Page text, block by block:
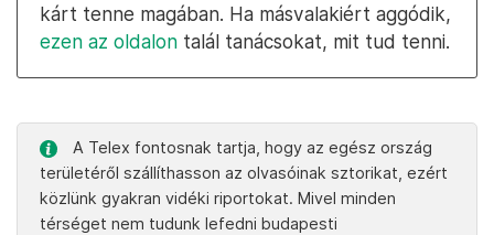
kárt tenne magában. Ha másvalakiért aggódik,
ezen az oldalon talál tanácsokat, mit tud tenni.
A Telex fontosnak tartja, hogy az egész ország
területéről szállíthasson az olvasóinak sztorikat, ezért
közlünk gyakran vidéki riportokat. Mivel minden
térséget nem tudunk lefedni budapesti